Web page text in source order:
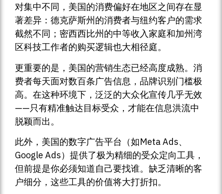
对集中不同，美国的消费偏好在地区之间存在显
著差异：德克萨斯州的消费者与纽约客户的需求
截然不同；密西西比州的中等收入家庭和加州湾
区科技工作者的购买逻辑也大相径庭。
更重要的是，美国的营销生态已经高度成熟。消
费者每天面对数百条广告信息，品牌识别门槛极
高。在这种环境下，泛泛的大众化宣传几乎无效
——只有精准触达目标受众，才能在信息洪流中
脱颖而出。
此外，美国的数字广告平台（如Meta Ads、
Google Ads）提供了极为精细的受众定向工具，
但前提是你必须知道自己要找谁。缺乏清晰的客
户细分，这些工具的价值将大打折扣。